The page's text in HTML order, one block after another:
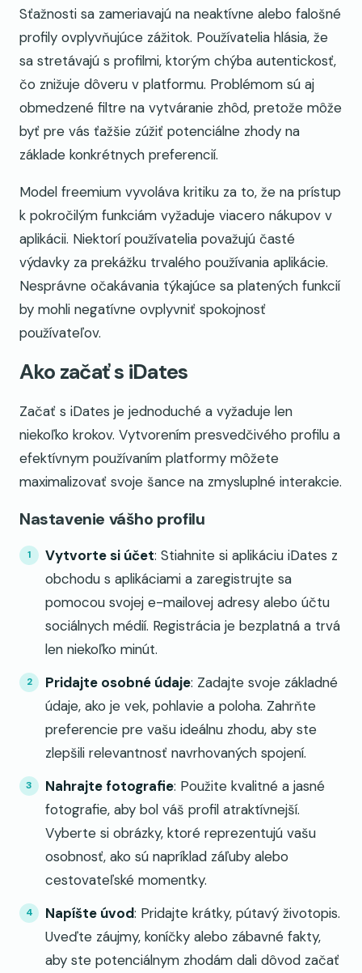
Sťažnosti sa zameriavajú na neaktívne alebo falošné
profily ovplyvňujúce zážitok. Používatelia hlásia, že
sa stretávajú s profilmi, ktorým chýba autentickosť,
čo znižuje dôveru v platformu. Problémom sú aj
obmedzené filtre na vytváranie zhôd, pretože môže
byť pre vás ťažšie zúžiť potenciálne zhody na
základe konkrétnych preferencií.
Model freemium vyvoláva kritiku za to, že na prístup
k pokročilým funkciám vyžaduje viacero nákupov v
aplikácii. Niektorí používatelia považujú časté
výdavky za prekážku trvalého používania aplikácie.
Nesprávne očakávania týkajúce sa platených funkcií
by mohli negatívne ovplyvniť spokojnosť
používateľov.
Ako začať s iDates
Začať s iDates je jednoduché a vyžaduje len
niekoľko krokov. Vytvorením presvedčivého profilu a
efektívnym používaním platformy môžete
maximalizovať svoje šance na zmysluplné interakcie.
Nastavenie vášho profilu
Vytvorte si účet: Stiahnite si aplikáciu iDates z
obchodu s aplikáciami a zaregistrujte sa
pomocou svojej e-mailovej adresy alebo účtu
sociálnych médií. Registrácia je bezplatná a trvá
len niekoľko minút.
Pridajte osobné údaje: Zadajte svoje základné
údaje, ako je vek, pohlavie a poloha. Zahrňte
preferencie pre vašu ideálnu zhodu, aby ste
zlepšili relevantnosť navrhovaných spojení.
Nahrajte fotografie: Použite kvalitné a jasné
fotografie, aby bol váš profil atraktívnejší.
Vyberte si obrázky, ktoré reprezentujú vašu
osobnosť, ako sú napríklad záľuby alebo
cestovateľské momentky.
Napíšte úvod: Pridajte krátky, pútavý životopis.
Uveďte záujmy, koníčky alebo zábavné fakty,
aby ste potenciálnym zhodám dali dôvod začať